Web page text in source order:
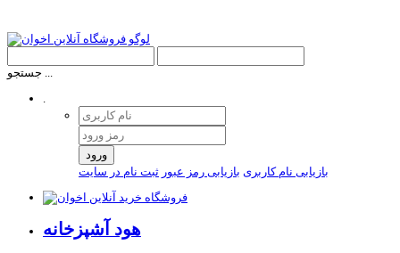
جستجو ...
.
ورود
بازیابی نام کاربری بازیابی رمز عبور ثبت نام در سایت
هود آشپزخانه